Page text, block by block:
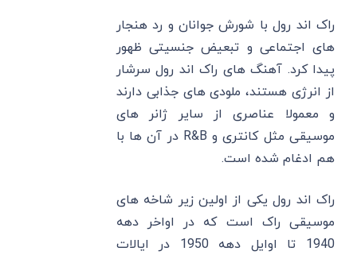
راک اند رول با شورش جوانان و رد هنجار
های اجتماعی و تبعیض جنسیتی ظهور
پیدا کرد. آهنگ ‌های راک اند رول سرشار
از انرژی هستند، ملودی ‌های جذابی دارند
و معمولا عناصری از سایر ژانر های
موسیقی مثل کانتری و R&B در آن ها با
هم ادغام شده است.
راک اند رول یکی از اولین زیر شاخه های
موسیقی راک است که در اواخر دهه
1940 تا اوایل دهه 1950 در ایالات